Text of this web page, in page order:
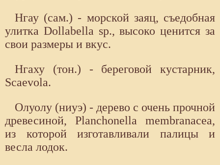
Нгау (сам.) - морской заяц, съедобная
улитка Dollabella sp., высоко ценится за
свои размеры и вкус.
Нгаху (тон.) - береговой кустарник,
Scaevola.
Олуолу (ниуэ) - дерево с очень прочной
древесиной, Planchonella membranaсеа,
из которой изготавливали палицы и
весла лодок.